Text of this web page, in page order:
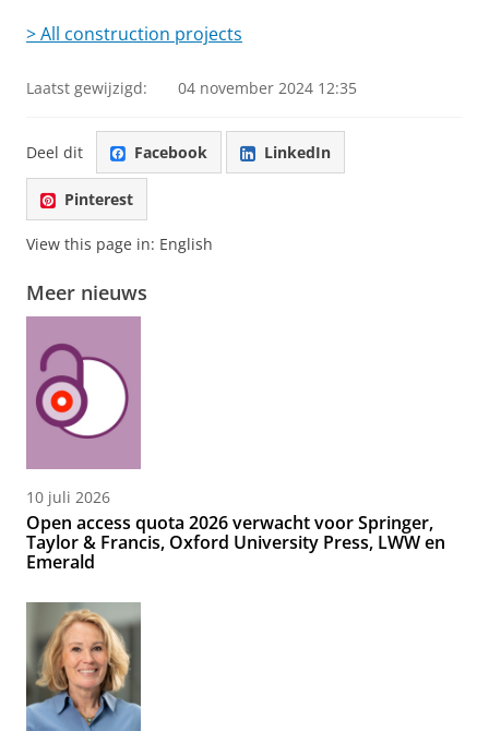
> All construction projects
Laatst gewijzigd: 04 november 2024 12:35
Deel dit Facebook LinkedIn
Pinterest
View this page in: English
Meer nieuws
10 juli 2026
Open access quota 2026 verwacht voor Springer,
Taylor & Francis, Oxford University Press, LWW en
Emerald